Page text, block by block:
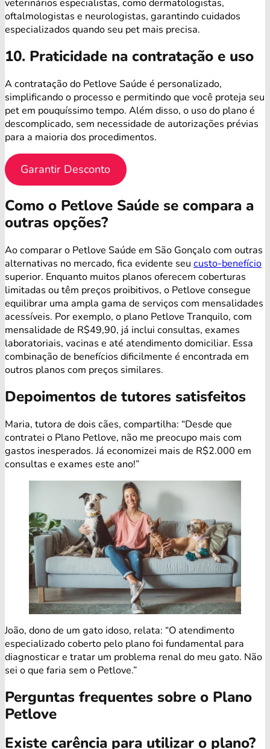
veterinários especialistas, como dermatologistas,
oftalmologistas e neurologistas, garantindo cuidados
especializados quando seu pet mais precisa.
10. Praticidade na contratação e uso
A contratação do Petlove Saúde é personalizado,
simplificando o processo e permitindo que você proteja seu
pet em pouquíssimo tempo. Além disso, o uso do plano é
descomplicado, sem necessidade de autorizações prévias
para a maioria dos procedimentos.
Garantir Desconto
Como o Petlove Saúde se compara a
outras opções?
Ao comparar o Petlove Saúde em São Gonçalo com outras
alternativas no mercado, fica evidente seu custo-benefício
superior. Enquanto muitos planos oferecem coberturas
limitadas ou têm preços proibitivos, o Petlove consegue
equilibrar uma ampla gama de serviços com mensalidades
acessíveis. Por exemplo, o plano Petlove Tranquilo, com
mensalidade de R$49,90, já inclui consultas, exames
laboratoriais, vacinas e até atendimento domiciliar. Essa
combinação de benefícios dificilmente é encontrada em
outros planos com preços similares.
Depoimentos de tutores satisfeitos
Maria, tutora de dois cães, compartilha: “Desde que
contratei o Plano Petlove, não me preocupo mais com
gastos inesperados. Já economizei mais de R$2.000 em
consultas e exames este ano!”
João, dono de um gato idoso, relata: “O atendimento
especializado coberto pelo plano foi fundamental para
diagnosticar e tratar um problema renal do meu gato. Não
sei o que faria sem o Petlove.”
Perguntas frequentes sobre o Plano
Petlove
Existe carência para utilizar o plano?